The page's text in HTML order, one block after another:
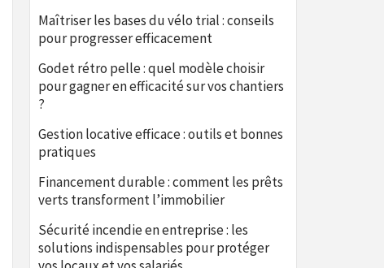
Maîtriser les bases du vélo trial : conseils
pour progresser efficacement
Godet rétro pelle : quel modèle choisir
pour gagner en efficacité sur vos chantiers
?
Gestion locative efficace : outils et bonnes
pratiques
Financement durable : comment les prêts
verts transforment l’immobilier
Sécurité incendie en entreprise : les
solutions indispensables pour protéger